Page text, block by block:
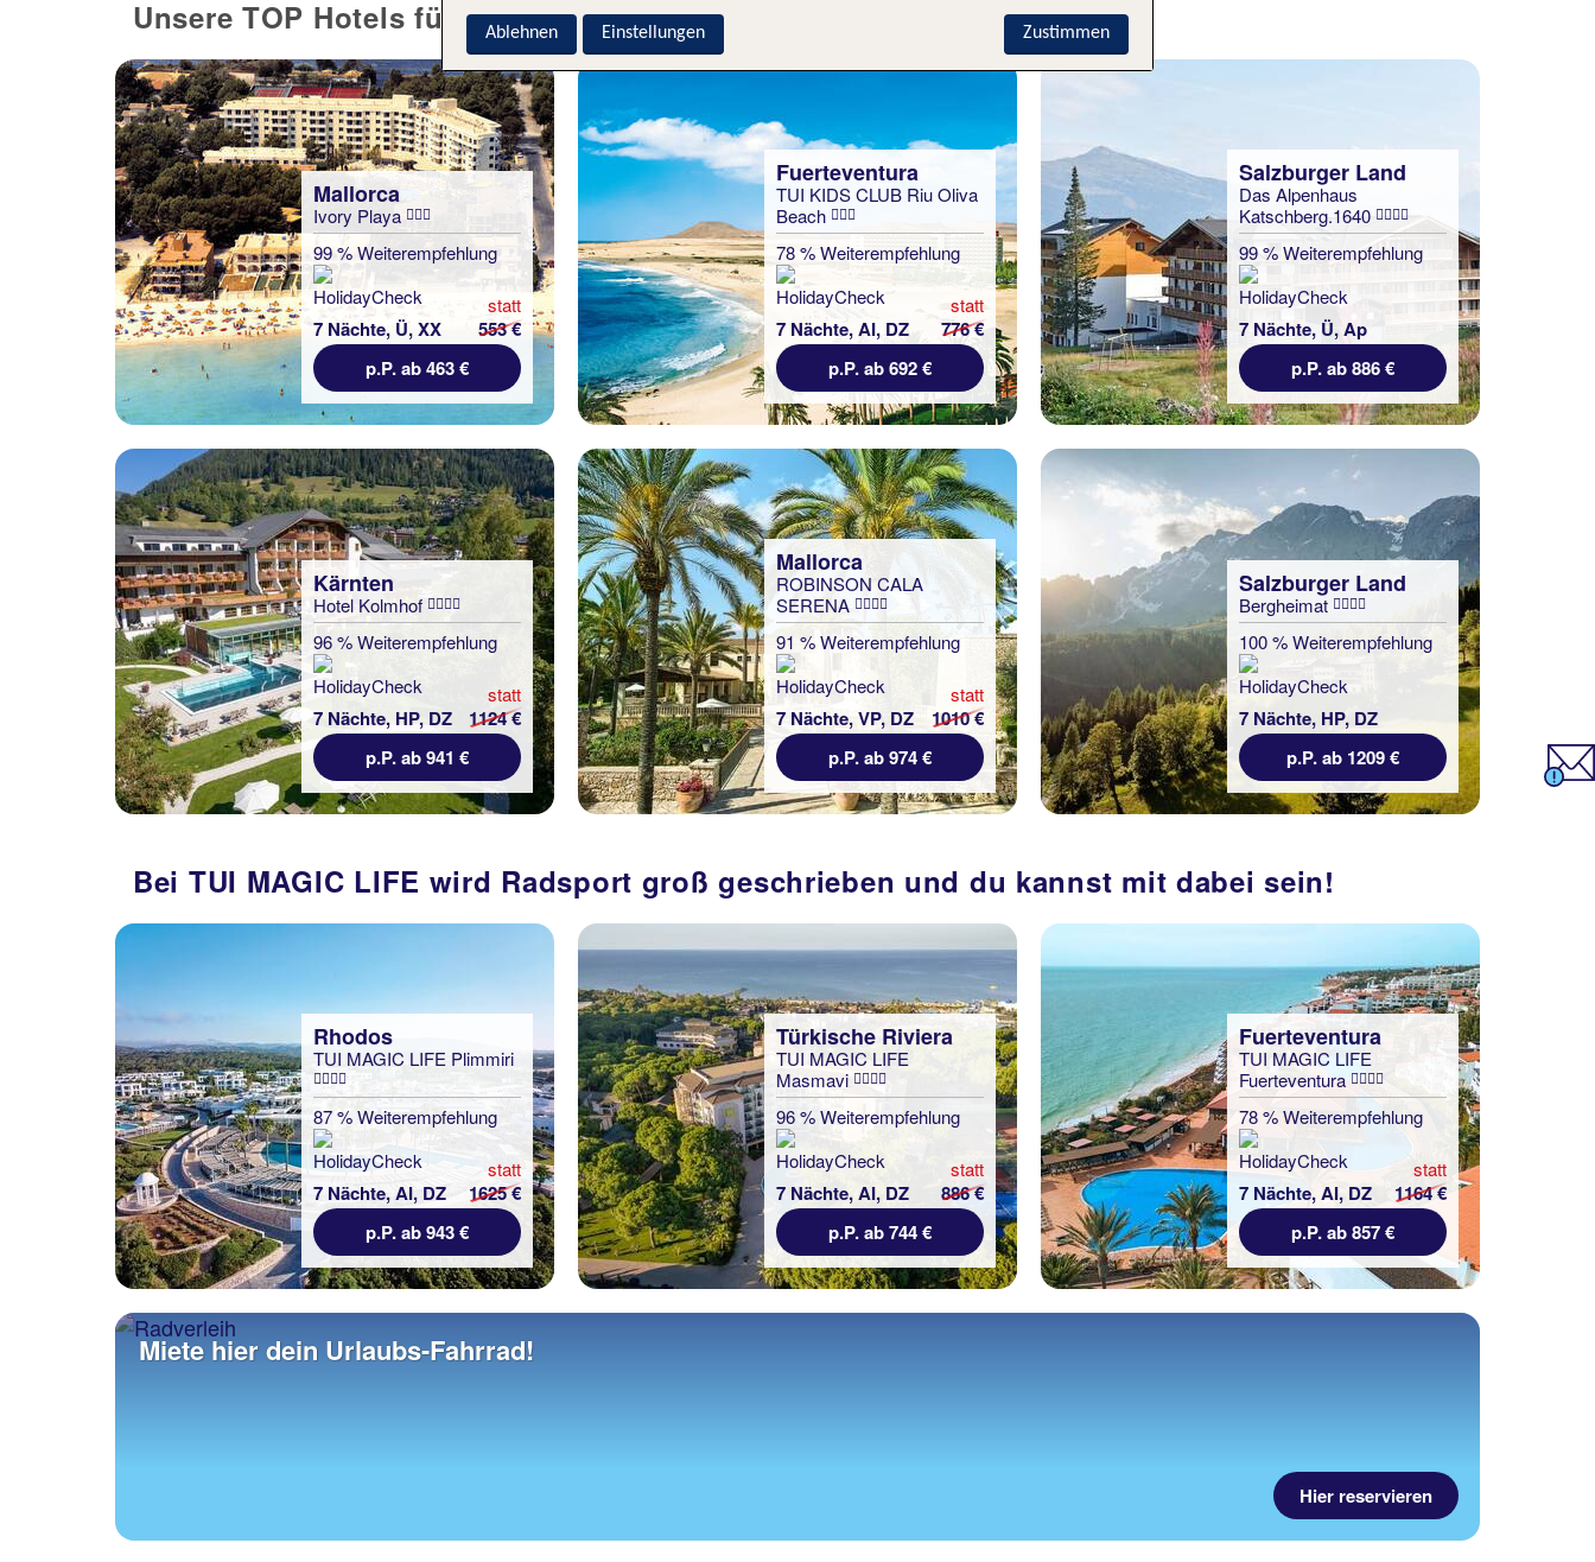
Unsere TOP Hotels für 7 Nächte Urlaub mit dem Rad
Mallorca
Ivory Playa
99 % Weiterempfehlung
7 Nächte, Ü, XX
statt
553 €
p.P. ab 463 €
Fuerteventura
TUI KIDS CLUB Riu Oliva
Beach
78 % Weiterempfehlung
7 Nächte, AI, DZ
statt
776 €
p.P. ab 692 €
Salzburger Land
Das Alpenhaus
Katschberg.1640
99 % Weiterempfehlung
7 Nächte, Ü, Ap
p.P. ab 886 €
Kärnten
Hotel Kolmhof
96 % Weiterempfehlung
7 Nächte, HP, DZ
statt
1124 €
p.P. ab 941 €
Mallorca
ROBINSON CALA
SERENA
91 % Weiterempfehlung
7 Nächte, VP, DZ
statt
1010 €
p.P. ab 974 €
Salzburger Land
Bergheimat
100 % Weiterempfehlung
7 Nächte, HP, DZ
p.P. ab 1209 €
Bei TUI MAGIC LIFE wird Radsport groß geschrieben und du kannst mit dabei sein!
Rhodos
TUI MAGIC LIFE Plimmiri
87 % Weiterempfehlung
7 Nächte, AI, DZ
statt
1625 €
p.P. ab 943 €
Türkische Riviera
TUI MAGIC LIFE
Masmavi
96 % Weiterempfehlung
7 Nächte, AI, DZ
statt
886 €
p.P. ab 744 €
Fuerteventura
TUI MAGIC LIFE
Fuerteventura
78 % Weiterempfehlung
7 Nächte, AI, DZ
statt
1164 €
p.P. ab 857 €
Miete hier dein Urlaubs-Fahrrad!
Hier reservieren
Zustimmen
Ablehnen Einstellungen